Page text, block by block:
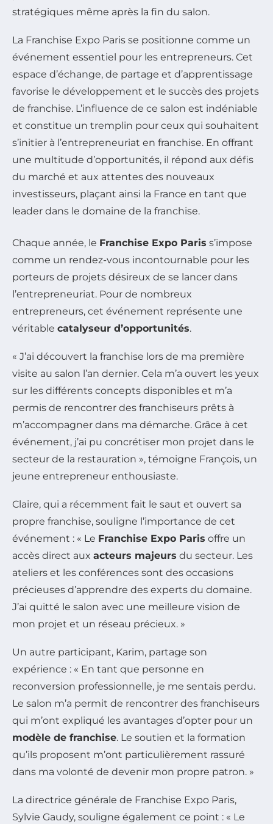
stratégiques même après la fin du salon.
La Franchise Expo Paris se positionne comme un
événement essentiel pour les entrepreneurs. Cet
espace d’échange, de partage et d’apprentissage
favorise le développement et le succès des projets
de franchise. L’influence de ce salon est indéniable
et constitue un tremplin pour ceux qui souhaitent
s’initier à l’entrepreneuriat en franchise. En offrant
une multitude d’opportunités, il répond aux défis
du marché et aux attentes des nouveaux
investisseurs, plaçant ainsi la France en tant que
leader dans le domaine de la franchise.
Chaque année, le Franchise Expo Paris s’impose
comme un rendez-vous incontournable pour les
porteurs de projets désireux de se lancer dans
l’entrepreneuriat. Pour de nombreux
entrepreneurs, cet événement représente une
véritable catalyseur d’opportunités.
« J’ai découvert la franchise lors de ma première
visite au salon l’an dernier. Cela m’a ouvert les yeux
sur les différents concepts disponibles et m’a
permis de rencontrer des franchiseurs prêts à
m’accompagner dans ma démarche. Grâce à cet
événement, j’ai pu concrétiser mon projet dans le
secteur de la restauration », témoigne François, un
jeune entrepreneur enthousiaste.
Claire, qui a récemment fait le saut et ouvert sa
propre franchise, souligne l’importance de cet
événement : « Le Franchise Expo Paris offre un
accès direct aux acteurs majeurs du secteur. Les
ateliers et les conférences sont des occasions
précieuses d’apprendre des experts du domaine.
J’ai quitté le salon avec une meilleure vision de
mon projet et un réseau précieux. »
Un autre participant, Karim, partage son
expérience : « En tant que personne en
reconversion professionnelle, je me sentais perdu.
Le salon m’a permit de rencontrer des franchiseurs
qui m’ont expliqué les avantages d’opter pour un
modèle de franchise. Le soutien et la formation
qu’ils proposent m’ont particulièrement rassuré
dans ma volonté de devenir mon propre patron. »
La directrice générale de Franchise Expo Paris,
Sylvie Gaudy, souligne également ce point : « Le